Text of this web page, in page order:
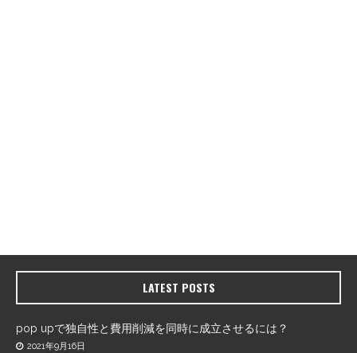
LATEST POSTS
pop upで独自性と費用削減を同時に成立させるには？
2021年9月16日